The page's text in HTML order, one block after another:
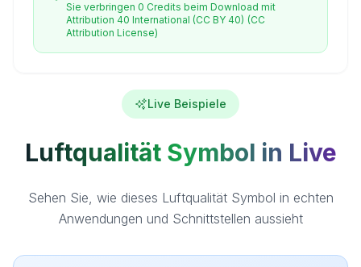
Sie verbringen 0 Credits beim Download mit
Attribution 40 International (CC BY 40) (CC
Attribution License)
Live Beispiele
Luftqualität Symbol in Live
Sehen Sie, wie dieses Luftqualität Symbol in echten
Anwendungen und Schnittstellen aussieht